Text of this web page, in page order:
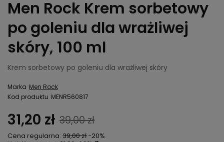
Men Rock Krem sorbetowy
po goleniu dla wrażliwej
skóry, 100 ml
Krem sorbetowy po goleniu dla wrażliwej skóry
Marka Men Rock
Kod produktu MENR560817
31,20 zł 39,00 zł
Cena regularna: 39,00 zł-20%